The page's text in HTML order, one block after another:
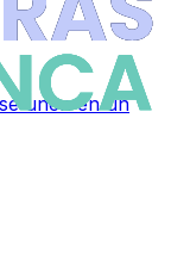
unen en un